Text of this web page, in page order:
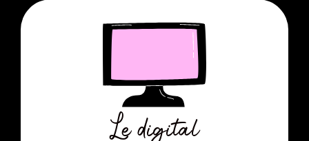
Le digital
site internet, newsletter, réseaux sociaux,
animation...